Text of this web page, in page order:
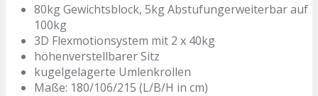
80kg Gewichtsblock, 5kg Abstufungerweiterbar auf
100kg
3D Flexmotionsystem mit 2 x 40kg
höhenverstellbarer Sitz
kugelgelagerte Umlenkrollen
Maße: 180/106/215 (L/B/H in cm)